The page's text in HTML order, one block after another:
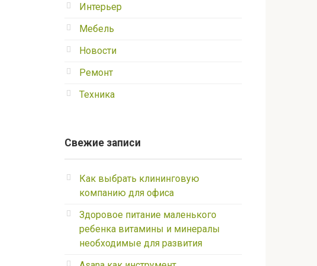
Интерьер
Мебель
Новости
Ремонт
Техника
Свежие записи
Как выбрать клининговую
компанию для офиса
Здоровое питание маленького
ребенка витамины и минералы
необходимые для развития